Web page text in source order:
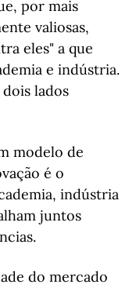
por mais
valiosas,
eles" a que
e indústria.
lados
modelo de
é o
indústria
juntos
do mercado